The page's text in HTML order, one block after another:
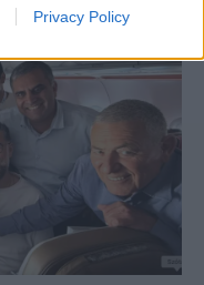
Privacy Policy